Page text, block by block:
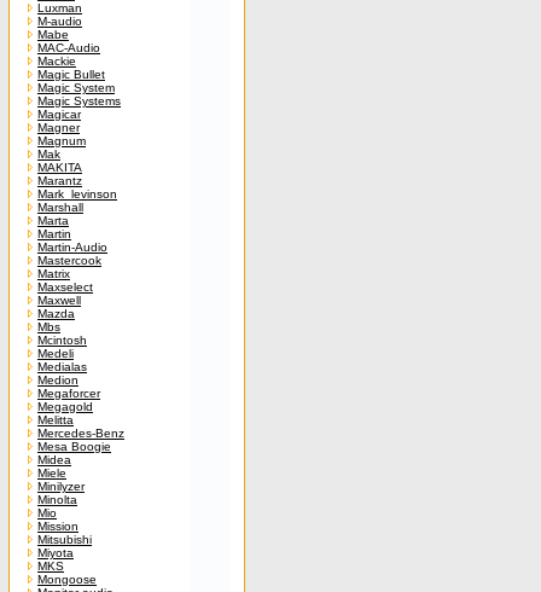
Luxman
M-audio
Mabe
MAC-Audio
Mackie
Magic Bullet
Magic System
Magic Systems
Magicar
Magner
Magnum
Mak
MAKITA
Marantz
Mark_levinson
Marshall
Marta
Martin
Martin-Audio
Mastercook
Matrix
Maxselect
Maxwell
Mazda
Mbs
Mcintosh
Medeli
Medialas
Medion
Megaforcer
Megagold
Melitta
Mercedes-Benz
Mesa Boogie
Midea
Miele
Minilyzer
Minolta
Mio
Mission
Mitsubishi
Miyota
MKS
Mongoose